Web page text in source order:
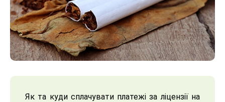
Як та куди сплачувати платежі за ліцензії на